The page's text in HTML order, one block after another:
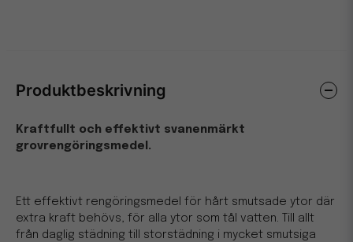
Produktbeskrivning
Kraftfullt och effektivt svanenmärkt
grovrengöringsmedel.
Ett effektivt rengöringsmedel för hårt smutsade ytor där
extra kraft behövs, för alla ytor som tål vatten. Till allt
från daglig städning till storstädning i mycket smutsiga